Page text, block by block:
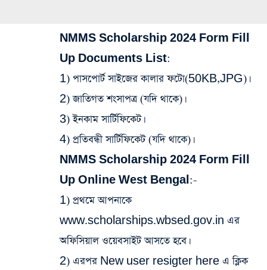
NMMS Scholarship 2024 Form Fill
Up Documents List:
1) পাসপোর্ট সাইজের কালার ফটো(50KB,JPG)।
2) জাতিগত শংসাপত্র (যদি থাকে)।
3) ইনকাম সার্টিফিকেট।
4) প্রতিবন্ধী সার্টিফিকেট (যদি থাকে)।
NMMS Scholarship 2024 Form Fill
Up Online West Bengal:-
1) প্রথমে আপনাকে
www.scholarships.wbsed.gov.in এর
অফিসিয়াল ওয়েবসাইট আসতে হবে।
2) এরপর New user resigter here এ ক্লিক